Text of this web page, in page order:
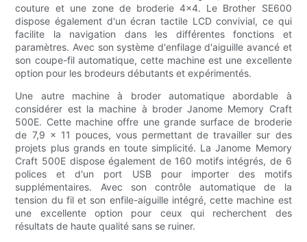
couture et une zone de broderie 4x4. Le Brother SE600
dispose également d'un écran tactile LCD convivial, ce qui
facilite la navigation dans les différentes fonctions et
paramètres. Avec son système d'enfilage d'aiguille avancé et
son coupe-fil automatique, cette machine est une excellente
option pour les brodeurs débutants et expérimentés.
Une autre machine à broder automatique abordable à
considérer est la machine à broder Janome Memory Craft
500E. Cette machine offre une grande surface de broderie
de 7,9 x 11 pouces, vous permettant de travailler sur des
projets plus grands en toute simplicité. La Janome Memory
Craft 500E dispose également de 160 motifs intégrés, de 6
polices et d'un port USB pour importer des motifs
supplémentaires. Avec son contrôle automatique de la
tension du fil et son enfile-aiguille intégré, cette machine est
une excellente option pour ceux qui recherchent des
résultats de haute qualité sans se ruiner.